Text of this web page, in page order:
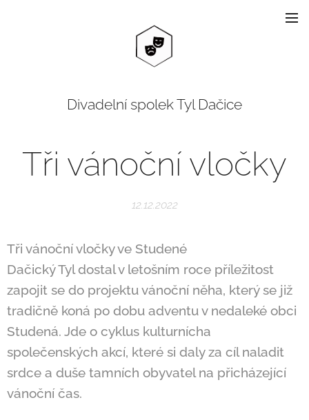
Divadelní spolek Tyl Dačice
Tři vánoční vločky
12.12.2022
Tři vánoční vločky ve Studené
Dačický Tyl dostal v letošním roce příležitost
zapojit se do projektu vánoční něha, který se již
tradičně koná po dobu adventu v nedaleké obci
Studená. Jde o cyklus kulturnícha
společenských akcí, které si daly za cíl naladit
srdce a duše tamních obyvatel na přicházející
vánoční čas.